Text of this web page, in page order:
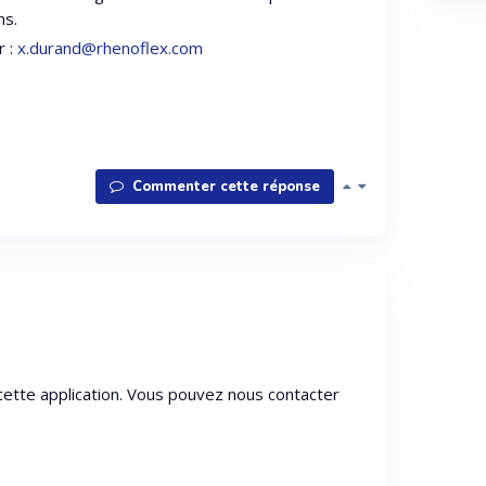
:x.durand@rhenoflex.com
Commenter cette réponse
application. Vous pouvez nous contacter